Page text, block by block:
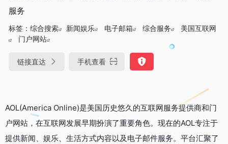
服务
标签： 综合搜索 新闻娱乐 电子邮箱 综合服务
美国互联网
门户网站
链接直达 手机查看
AOL(America Online)是美国历史悠久的互联网服务提供商和门
户网站，在互联网发展早期扮演了重要角色。现在的AOL专注于
提供新闻、娱乐、生活方式内容以及电子邮件服务。平台汇聚了